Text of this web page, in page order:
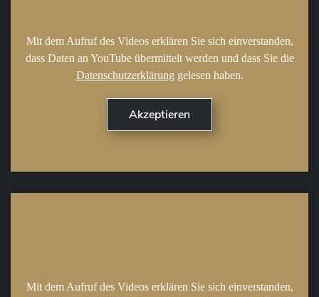
Mit dem Aufruf des Videos erklären Sie sich einverstanden,
dass Daten an YouTube übermittelt werden und dass Sie die
Datenschutzerklärung gelesen haben.
Mit dem Aufruf des Videos erklären Sie sich einverstanden,